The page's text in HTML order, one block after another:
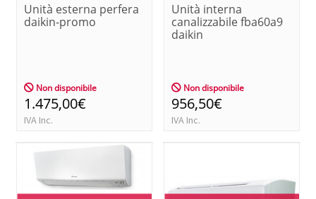
Unità esterna perfera
daikin-promo
Non disponibile
1.475,00€
IVA Inc.
Unità interna
canalizzabile fba60a9
daikin
Non disponibile
956,50€
IVA Inc.